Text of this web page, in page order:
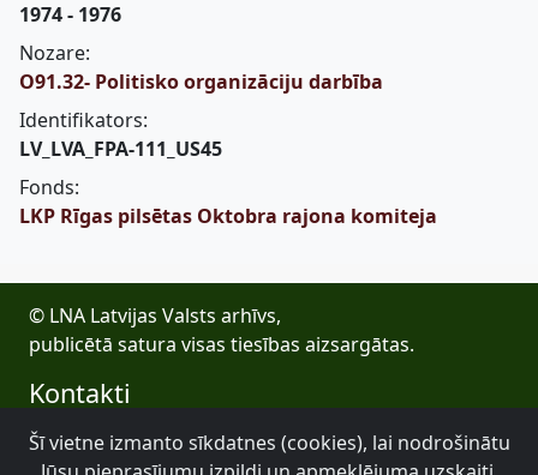
1974 - 1976
Nozare:
O91.32- Politisko organizāciju darbība
Identifikators:
LV_LVA_FPA-111_US45
Fonds:
LKP Rīgas pilsētas Oktobra rajona komiteja
© LNA Latvijas Valsts arhīvs,
publicētā satura visas tiesības aizsargātas.
Kontakti
E-pasts: lva@arhivi.gov.lv
Tālrunis: +371 20027447
Šī vietne izmanto sīkdatnes (cookies), lai nodrošinātu